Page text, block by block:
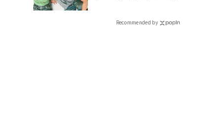
CLASSY.[クラッシィ]
Recommended by